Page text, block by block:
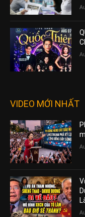
VIDEO MỚI NHẤT